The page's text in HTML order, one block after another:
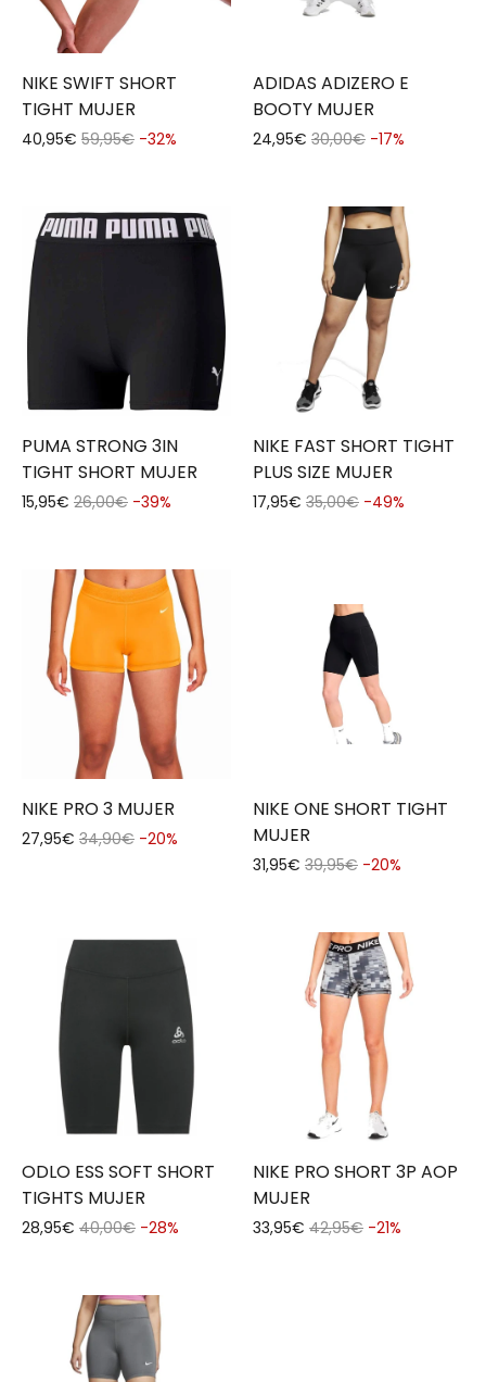
NIKE SWIFT SHORT
TIGHT MUJER
40,95€ 59,95€ -32%
ADIDAS ADIZERO E
BOOTY MUJER
24,95€ 30,00€ -17%
PUMA STRONG 3IN
TIGHT SHORT MUJER
15,95€ 26,00€ -39%
NIKE FAST SHORT TIGHT
PLUS SIZE MUJER
17,95€ 35,00€ -49%
NIKE PRO 3 MUJER
27,95€ 34,90€ -20%
NIKE ONE SHORT TIGHT
MUJER
31,95€ 39,95€ -20%
ODLO ESS SOFT SHORT
TIGHTS MUJER
28,95€ 40,00€ -28%
NIKE PRO SHORT 3P AOP
MUJER
33,95€ 42,95€ -21%